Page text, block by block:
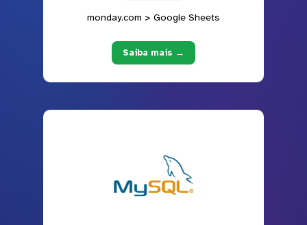
monday.com > Google Sheets
Saiba mais →